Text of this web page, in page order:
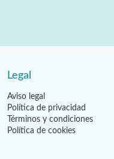
Legal
Aviso legal
Política de privacidad
Términos y condiciones
Política de cookies